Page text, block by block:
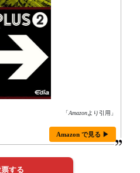
「Amazonより引用」
Amazon で見る ▶